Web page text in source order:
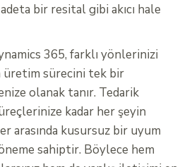
bir resital gibi akıcı hale
365, farklı yönlerinizi
sürecini tek bir
olanak tanır. Tedarik
kadar her şeyin
arasında kusursuz bir uyum
sahiptir. Böylece hem